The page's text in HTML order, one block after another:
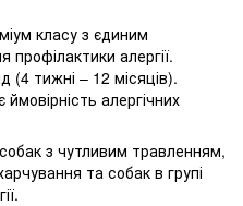
класу з єдиним
алергії.
(4 тижні – 12 місяців).
алергічних
з чутливим травленням,
та собак в групі